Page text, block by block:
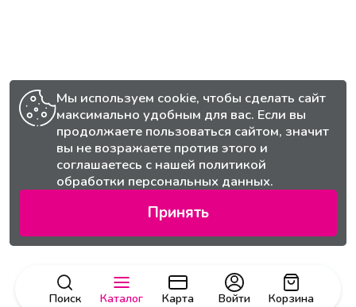
Поиск Каталог Карта Корзина
Войти
Мы используем cookie, чтобы сделать сайт
максимально удобным для вас. Если вы
продолжаете пользоваться сайтом, значит
вы не возражаете против этого и
соглашаетесь с нашей политикой
обработки персональных данных.
Принять